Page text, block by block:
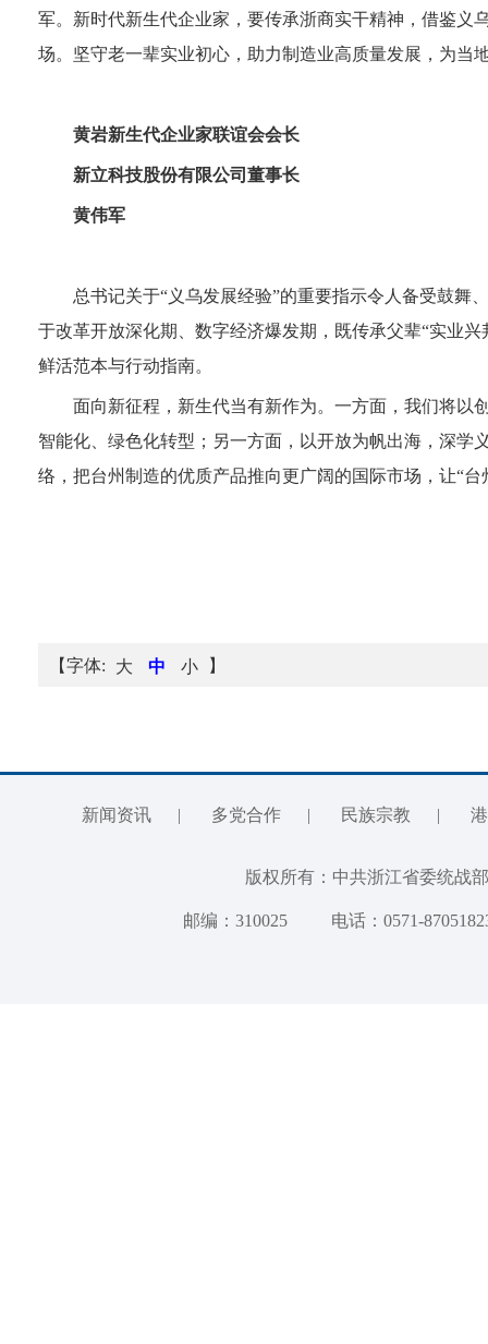
军。新时代新生代企业家，要传承浙商实干精神，借鉴义
场。坚守老一辈实业初心，助力制造业高质量发展，为当
黄岩新生代企业家联谊会会长
新立科技股份有限公司董事长
黄伟军
总书记关于“义乌发展经验”的重要指示令人备受鼓舞
于改革开放深化期、数字经济爆发期，既传承父辈“实业
鲜活范本与行动指南。
面向新征程，新生代当有新作为。一方面，我们将以
智能化、绿色化转型；另一方面，以开放为帆出海，深学
络，把台州制造的优质产品推向更广阔的国际市场，让“台
【字体: 大 中 小 】
新闻资讯 | 多党合作 | 民族宗教 |
版权所有：中共浙江省委统
邮编：310025 电话：0571-